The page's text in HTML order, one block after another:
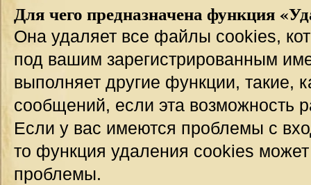
Для чего предназначена функция
Она удаляет все файлы cookies,
под вашим зарегистрированным
выполняет другие функции, такие,
сообщений, если эта возможность
Если у вас имеются проблемы с
то функция удаления cookies
проблемы.